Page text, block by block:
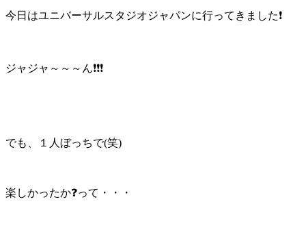
今日はユニバーサルスタジオジャパンに行ってきました❗
ジャジャ～～～ん❗❗❗
でも、１人ぼっちで(笑)
楽しかったか❓って・・・